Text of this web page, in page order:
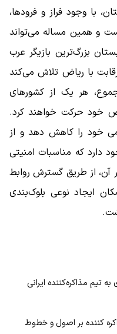
با وجود فراز و فرودها،
و همین مساله می‌تواند
بزرگ‌ترین بازیگر عرب
با ریاض تلاش می‌کند
هر یک از کشورهای
خود حرکت خواهند کرد.
خود را کاهش دهد و از
دارد که مناسبات امنیتی
آن، از طریق گسترش روابط
ایجاد نوعی بلوک‌بندی
تیم مذاکره‌کننده ایرانی
کننده بر اصول و خطوط